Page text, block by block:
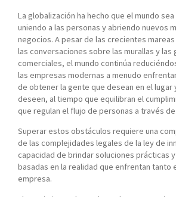
La globalización ha hecho que el mundo
uniendo a las personas y abriendo nuevos
negocios. A pesar de las crecientes
las conversaciones sobre las murallas y las
comerciales, el mundo continúa
las empresas modernas a menudo
de obtener la gente que desean en el lugar
deseen, al tiempo que equilibran el
que regulan el flujo de personas a través
Superar estos obstáculos requiere una
de las complejidades legales de la ley de
capacidad de brindar soluciones prácticas
basadas en la realidad que enfrentan tanto
empresa.